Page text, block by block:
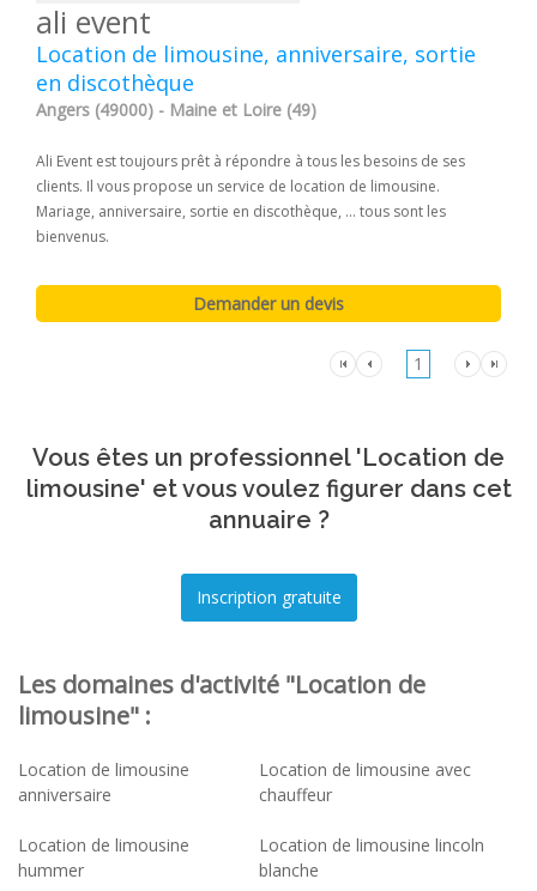
ali event
Location de limousine, anniversaire, sortie
en discothèque
Angers (49000) - Maine et Loire (49)
Ali Event est toujours prêt à répondre à tous les besoins de ses
clients. Il vous propose un service de location de limousine.
Mariage, anniversaire, sortie en discothèque, ... tous sont les
bienvenus.
1
Vous êtes un professionnel 'Location de
limousine' et vous voulez figurer dans cet
annuaire ?
Les domaines d'activité "Location de
limousine" :
Location de limousine
anniversaire
Location de limousine avec
chauffeur
Location de limousine
hummer
Location de limousine lincoln
blanche